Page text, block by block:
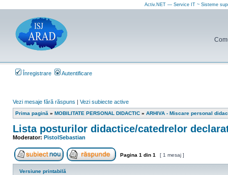
Activ.NET — Service IT ~ Sisteme
Înregistrare Autentificare
Vezi mesaje fără răspuns | Vezi subiecte active
Prima pagină » MOBILITATE PERSONAL DIDACTIC » ARHIVA - Miscare personal
Lista posturilor didactice/catedrelor
Moderator: PistolSebastian
Scrie un subiect nou Răspunde la subiect
Pagina 1 din 1 [ 1 mesaj ]
Versiune printabilă